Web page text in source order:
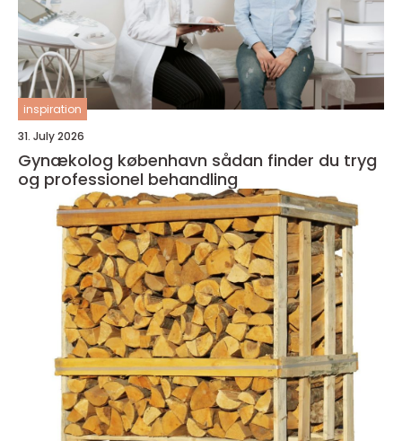
inspiration
31. July 2026
Gynækolog københavn sådan finder du tryg
og professionel behandling